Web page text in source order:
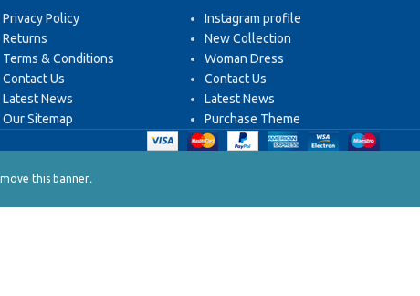
Privacy Policy
Returns
Terms & Conditions
Contact Us
Latest News
Our Sitemap
Instagram profile
New Collection
Woman Dress
Contact Us
Latest News
Purchase Theme
this banner.